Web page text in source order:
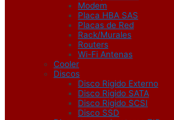
Modem
Placa HBA SAS
Placas de Red
Rack/Murales
Routers
Wi-Fi Antenas
Cooler
Discos
Disco Rigido Externo
Disco Rigido SATA
Disco Rigido SCSI
Disco SSD